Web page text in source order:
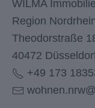
WILMA
Region
Theodorstraße
40472
+49 173